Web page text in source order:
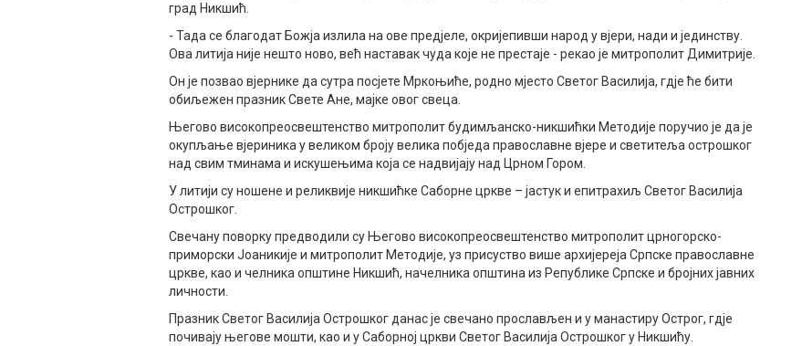
град Никшић.
- Тада се благодат Божја излила на ове предјеле, окријепивши народ у вјери, нади и јединству.
Ова литија није нешто ново, већ наставак чуда које не престаје - рекао је митрополит Димитрије.
Он је позвао вјернике да сутра посјете Мркоњиће, родно мјесто Светог Василија, гдје ће бити
обиљежен празник Свете Ане, мајке овог свеца.
Његово високопреосвештенство митрополит будимљанско-никшићки Методије поручио је да је
окупљање вјериника у великом броју велика побједа православне вјере и светитеља острошког
над свим тминама и искушењима која се надвијају над Црном Гором.
У литији су ношене и реликвије никшићке Саборне цркве – јастук и епитрахиљ Светог Василија
Острошког.
Свечану поворку предводили су Његово високопреосвештенство митрополит црногорско-
приморски Јоаникије и митрополит Методије, уз присуство више архијереја Српске православне
цркве, као и челника општине Никшић, начелника општина из Републике Српске и бројних јавних
личности.
Празник Светог Василија Острошког данас је свечано прослављен и у манастиру Острог, гдје
почивају његове мошти, као и у Саборној цркви Светог Василија Острошког у Никшићу.